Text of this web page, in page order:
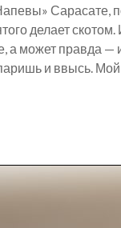
Сарасате,
делает
а может правда —
и ввысь.